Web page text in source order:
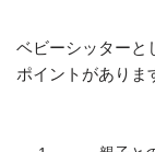
ベビーシッターと
ポイントがありま